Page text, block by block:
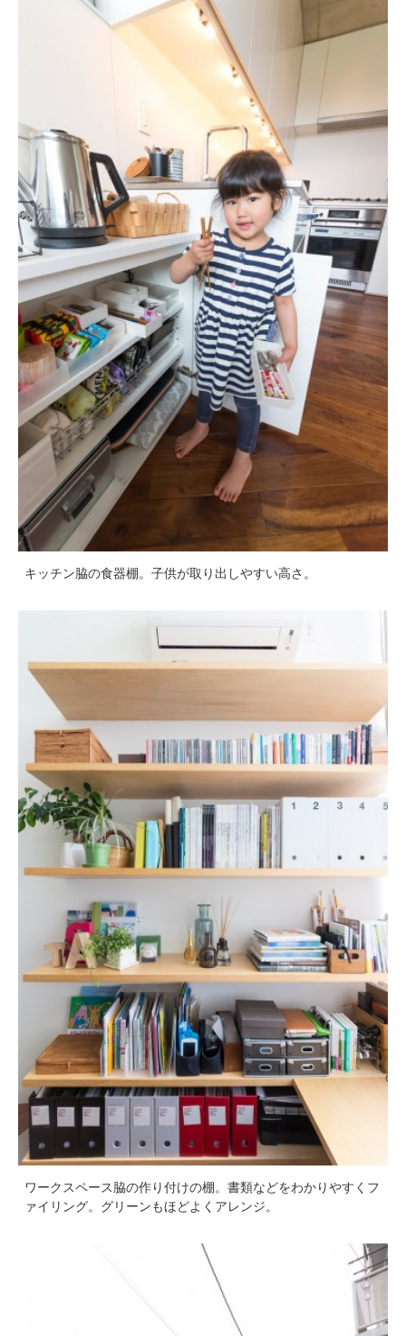
キッチン脇の食器棚。子供が取り出しやすい高さ。
ワークスペース脇の作り付けの棚。書類などをわかりやすくフ
ァイリング。グリーンもほどよくアレンジ。